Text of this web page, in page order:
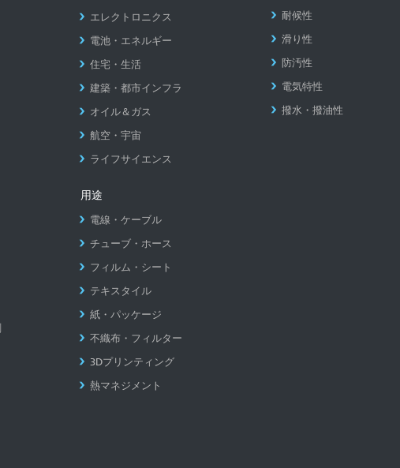
エレクトロニクス
電池・エネルギー
住宅・生活
建築・都市インフラ
オイル＆ガス
航空・宇宙
ライフサイエンス
用途
電線・ケーブル
チューブ・ホース
フィルム・シート
テキスタイル
紙・パッケージ
不織布・フィルター
3Dプリンティング
熱マネジメント
耐候性
滑り性
防汚性
電気特性
撥水・撥油性